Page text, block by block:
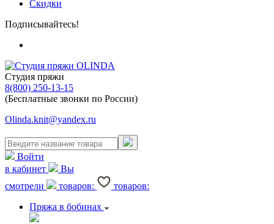
Скидки
Подписывайтесь!
Студия пряжи
8(800) 250-13-15
(Бесплатные звонки по России)
Olinda.knit@yandex.ru
Войти
в кабинет
Вы
смотрели
товаров:
товаров:
Пряжа в бобинах